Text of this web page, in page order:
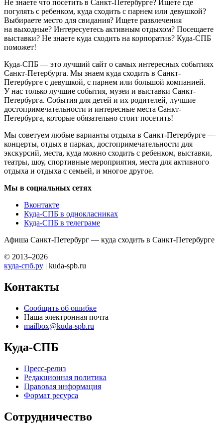
Не знаете что посетить в Санкт-Петербурге? Ищете где
погулять с ребенком, куда сходить с парнем или девушкой?
Выбираете место для свидания? Ищете развлечения
на выходные? Интересуетесь активным отдыхом? Посещаете
выставки? Не знаете куда сходить на корпоратив? Куда-СПБ
поможет!
Куда-СПБ — это лучший сайт о самых интересных событиях
Санкт-Петербурга. Мы знаем куда сходить в Санкт-
Петербурге с девушкой, с парнем или большой компанией.
У нас только лучшие события, музеи и выставки Санкт-
Петербурга. События для детей и их родителей, лучшие
достопримечательности и интересные места Санкт-
Петербурга, которые обязательно стоит посетить!
Мы советуем любые варианты отдыха в Санкт-Петербурге —
концерты, отдых в парках, достопримечательности для
экскурсий, места, куда можно сходить с ребенком, выставки,
театры, шоу, спортивные мероприятия, места для активного
отдыха и отдыха с семьей, и многое другое.
Мы в социальных сетях
Вконтакте
Куда-СПБ в однокласниках
Куда-СПБ в телеграме
Афиша Санкт-Петербург — куда сходить в Санкт-Петербурге
© 2013–2026
куда-спб.ру | kuda-spb.ru
Контакты
Сообщить об ошибке
Наша электронная почта
mailbox@kuda-spb.ru
Куда-СПБ
Пресс-релиз
Редакционная политика
Правовая информация
Формат ресурса
Сотрудничество